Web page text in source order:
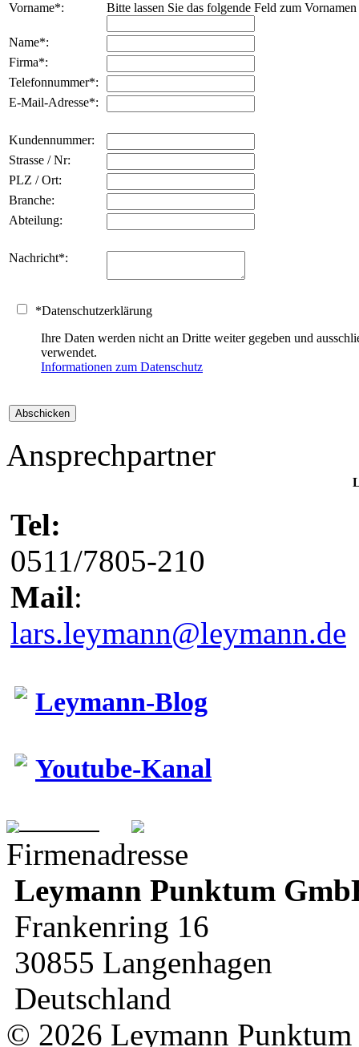
Vorname*: Bitte lassen Sie das folgende Feld zum
Name*:
Firma*:
Telefonnummer*:
E-Mail-Adresse*:
Kundennummer:
Strasse / Nr:
PLZ / Ort:
Branche:
Abteilung:
Nachricht*:
*Datenschutzerklärung
Ihre Daten werden nicht an Dritte weiter gegeben und
verwendet.
Informationen zum Datenschutz
Ansprechpartner
Tel:
0511/7805-210
Mail:
lars.leymann@leymann.de
Leymann-Blog
Youtube-Kanal
Firmenadresse
Leymann Punktum
Frankenring 16
30855 Langenhagen
Deutschland
© 2026 Leymann